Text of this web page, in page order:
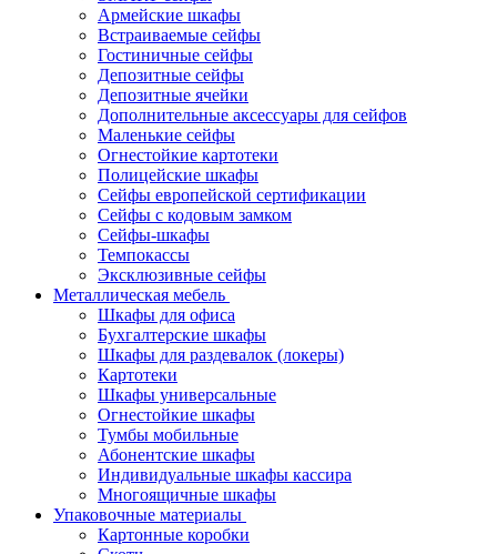
Армейские шкафы
Встраиваемые сейфы
Гостиничные сейфы
Депозитные сейфы
Депозитные ячейки
Дополнительные аксессуары для сейфов
Маленькие сейфы
Огнестойкие картотеки
Полицейские шкафы
Сейфы европейской сертификации
Сейфы с кодовым замком
Сейфы-шкафы
Темпокассы
Эксклюзивные сейфы
Металлическая мебель
Шкафы для офиса
Бухгалтерские шкафы
Шкафы для раздевалок (локеры)
Картотеки
Шкафы универсальные
Огнестойкие шкафы
Тумбы мобильные
Абонентские шкафы
Индивидуальные шкафы кассира
Многоящичные шкафы
Упаковочные материалы
Картонные коробки